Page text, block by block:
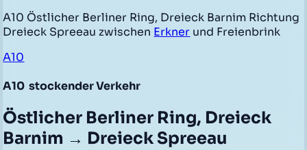
A10 Östlicher Berliner Ring, Dreieck Barnim Richtung
Dreieck Spreeau zwischen Erkner und Freienbrink
A10
A10 stockender Verkehr
Östlicher Berliner Ring, Dreieck
Barnim → Dreieck Spreeau